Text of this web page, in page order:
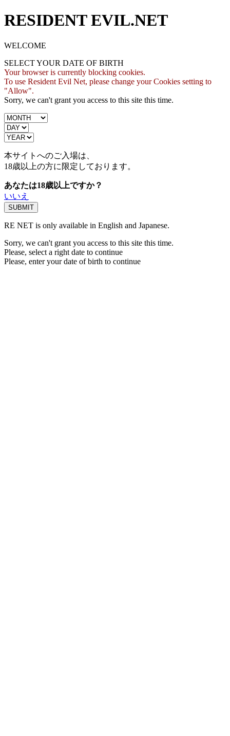
RESIDENT EVIL.NET
WELCOME
SELECT YOUR DATE OF BIRTH
Your browser is currently blocking cookies.
To use Resident Evil Net, please change your Cookies setting to
"Allow".
Sorry, we can't grant you access to this site this time.
本サイトへのご入場は、
18歳以上の方に限定しております。
あなたは18歳以上ですか？
いいえ
RE NET is only available in English and Japanese.
Sorry, we can't grant you access to this site this time.
Please, select a right date to continue
Please, enter your date of birth to continue